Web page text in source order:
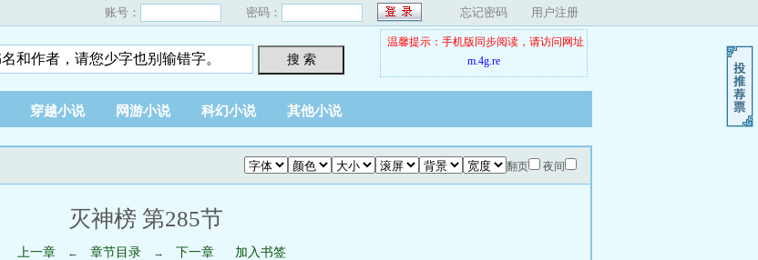
账号： 密码： 忘记密码 用户注册
搜 索
温馨提示：手机版同步阅读，请访问网址
m.4g.re
穿越小说 网游小说 科幻小说 其他小说
翻页 夜间
灭神榜 第285节
上一章 ← 章节目录 → 下一章 加入书签